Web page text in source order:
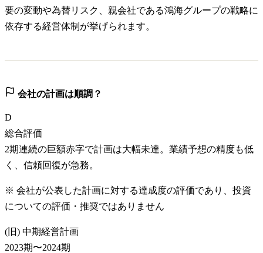
要の変動や為替リスク、親会社である鴻海グループの戦略に
依存する経営体制が挙げられます。
会社の計画は順調？
D
総合評価
2期連続の巨額赤字で計画は大幅未達。業績予想の精度も低
く、信頼回復が急務。
※ 会社が公表した計画に対する達成度の評価であり、投資
についての評価・推奨ではありません
(旧) 中期経営計画
2023期〜2024期